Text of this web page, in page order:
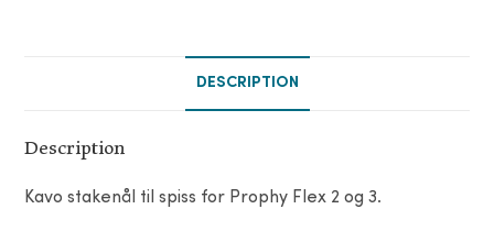
DESCRIPTION
Description
Kavo stakenål til spiss for Prophy Flex 2 og 3.